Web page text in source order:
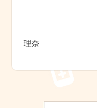
診療放
理奈